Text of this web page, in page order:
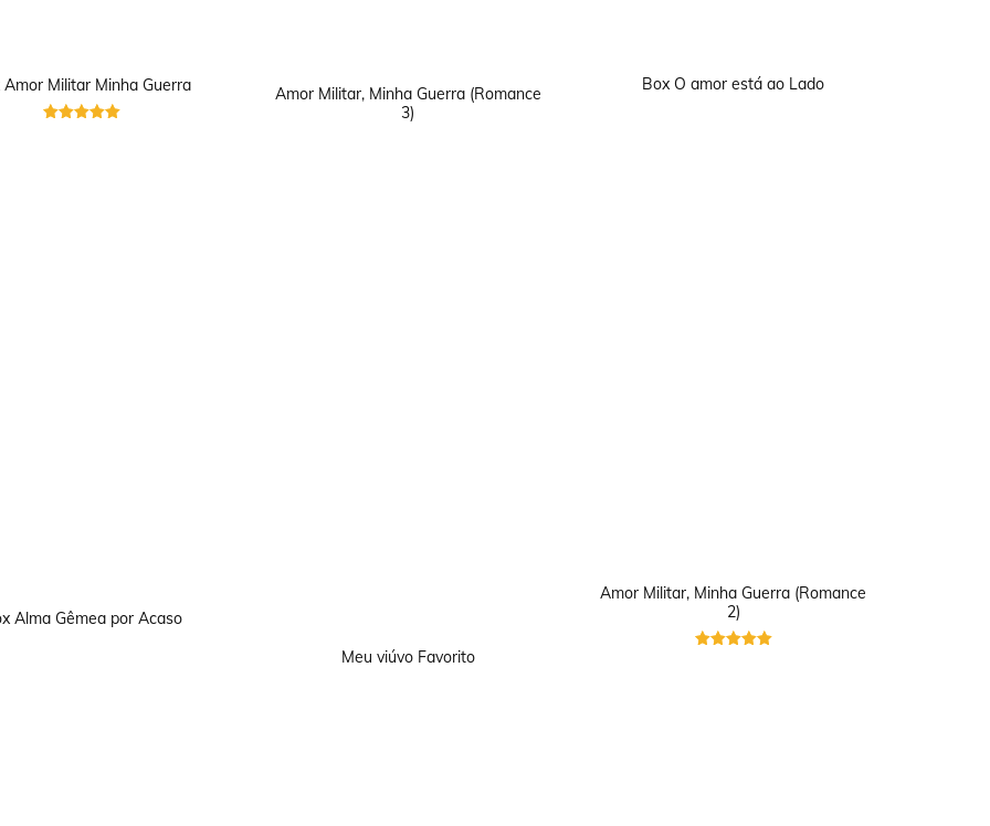
Amor Militar Minha Guerra
Amor Militar, Minha Guerra (Romance
3)
Box O amor está ao Lado
Alma Gêmea por Acaso
Meu viúvo Favorito
Amor Militar, Minha Guerra (Romance
2)